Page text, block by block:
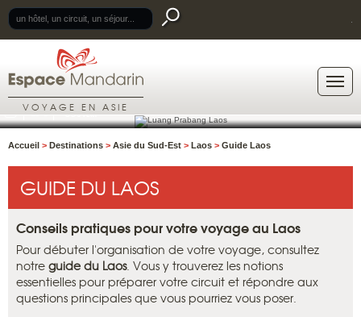
VOYAGE EN ASIE
LUANG PRABANG
LAOS
23°C COUVERT
Accueil > Destinations > Asie du Sud-Est > Laos > Guide Laos
GUIDE DU LAOS
Conseils pratiques pour votre voyage au Laos
Pour débuter l'organisation de votre voyage, consultez
notre guide du Laos. Vous y trouverez les notions
essentielles pour préparer votre circuit et répondre aux
questions principales que vous pourriez vous poser.